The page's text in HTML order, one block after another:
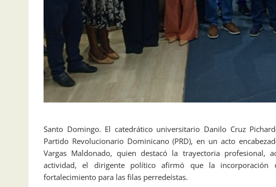
Santo Domingo. El catedrático universitario Danilo Cruz
Partido Revolucionario Dominicano (PRD), en un acto
Vargas Maldonado, quien destacó la trayectoria profesional,
actividad, el dirigente político afirmó que la incorporación
fortalecimiento para las filas perredeístas.